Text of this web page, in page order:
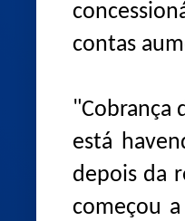
contas
"Cobrança
está
depois da
começou